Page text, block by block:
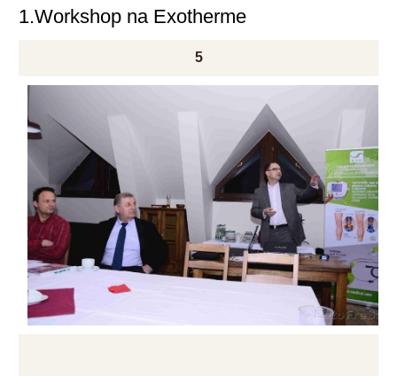
1.Workshop na Exotherme
5